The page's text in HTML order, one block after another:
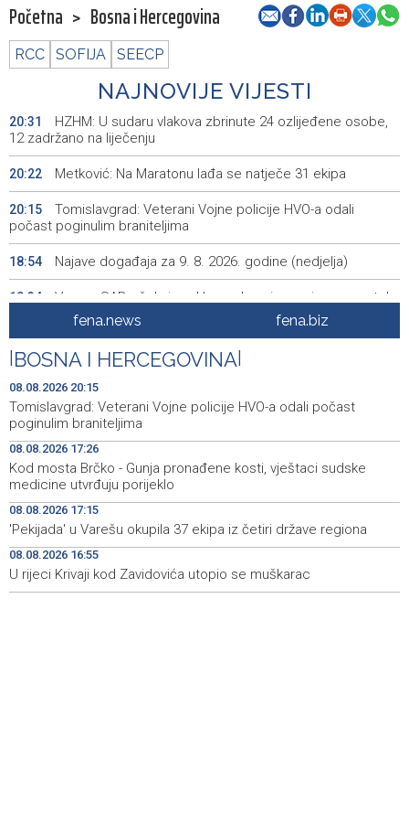
Početna > Bosna i Hercegovina
RCC SOFIJA SEECP
NAJNOVIJE VIJESTI
20:31
HZHM: U sudaru vlakova zbrinute 24 ozlijeđene osobe,
12 zadržano na liječenju
20:22 Metković: Na Maratonu lađa se natječe 31 ekipa
20:15
Tomislavgrad: Veterani Vojne policije HVO-a odali
počast poginulim braniteljima
18:54 Najave događaja za 9. 8. 2026. godine (nedjelja)
18:34
Vance: SAD očekuje od Irana da osigura siguran protok
nafte kroz Hormuški moreuz
18:21
Iranski šef sigurnosti: Hormuški moreuz će ostati
zatvoren dok SAD ne ispuni zahtjeve Teherana
18:09
Iran 'vrlo blizu' dogovora s Omanom o novoj Hormuškoj
brodskoj ruti
18:05
Koncertom Marije Šerifović večeras se zatvara
manifestacija 'Dani dijaspore Travnik 2026'
17:26
Kod mosta Brčko - Gunja pronađene kosti, vještaci
sudske medicine utvrđuju porijeklo
17:15
'Pekijada' u Varešu okupila 37 ekipa iz četiri države
regiona
fena.news fena.biz
BOSNA I HERCEGOVINA
08.08.2026 20:15
Tomislavgrad: Veterani Vojne policije HVO-a odali počast
poginulim braniteljima
08.08.2026 17:26
Kod mosta Brčko - Gunja pronađene kosti, vještaci sudske
medicine utvrđuju porijeklo
08.08.2026 17:15
'Pekijada' u Varešu okupila 37 ekipa iz četiri države regiona
08.08.2026 16:55
U rijeci Krivaji kod Zavidovića utopio se muškarac